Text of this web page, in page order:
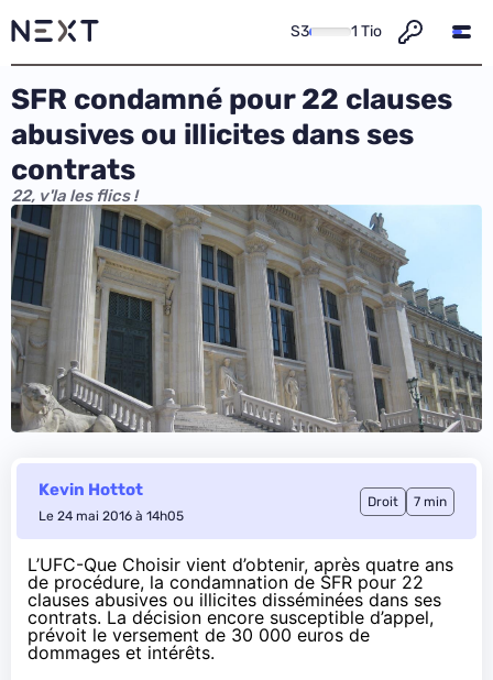
S3 1 Tio
SFR condamné pour 22 clauses
abusives ou illicites dans ses
contrats
22, v'la les flics !
Kevin Hottot
Le 24 mai 2016 à 14h05
Droit 7 min
L’UFC-Que Choisir vient d’obtenir, après quatre ans
de procédure, la condamnation de SFR pour 22
clauses abusives ou illicites disséminées dans ses
contrats. La décision encore susceptible d’appel,
prévoit le versement de 30 000 euros de
dommages et intérêts.